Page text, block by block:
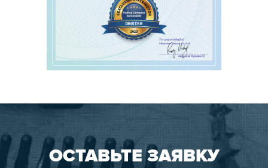
ОСТАВЬТЕ ЗАЯВКУ